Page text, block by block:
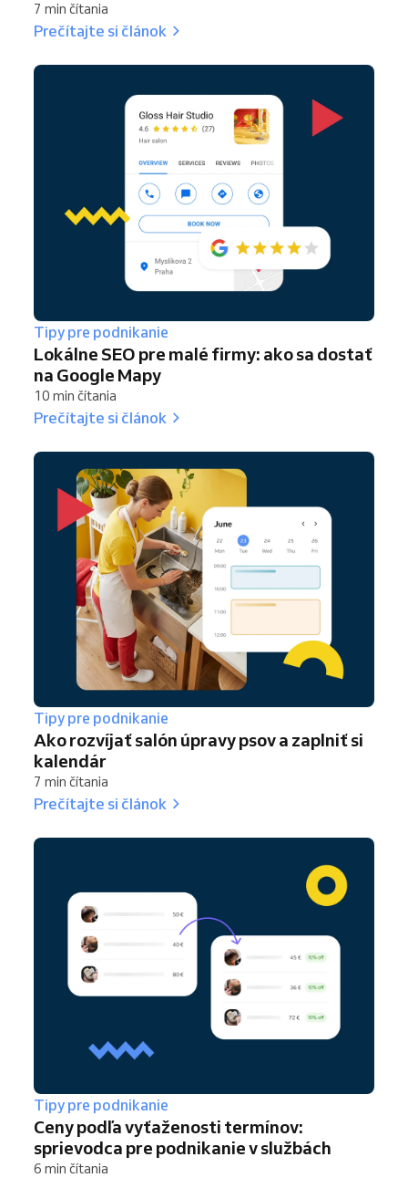
7 min čítania
Prečítajte si článok
Tipy pre podnikanie
Lokálne SEO pre malé firmy: ako sa dostať
na Google Mapy
10 min čítania
Prečítajte si článok
Tipy pre podnikanie
Ako rozvíjať salón úpravy psov a zaplniť si
kalendár
7 min čítania
Prečítajte si článok
Tipy pre podnikanie
Ceny podľa vyťaženosti termínov:
sprievodca pre podnikanie v službách
6 min čítania